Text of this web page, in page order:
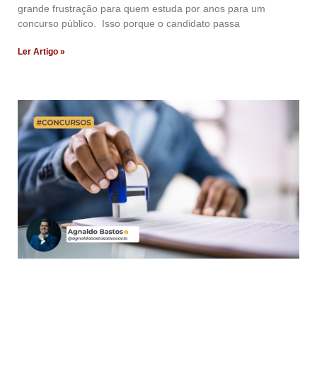
grande frustração para quem estuda por anos para um
concurso público. Isso porque o candidato passa
Ler Artigo »